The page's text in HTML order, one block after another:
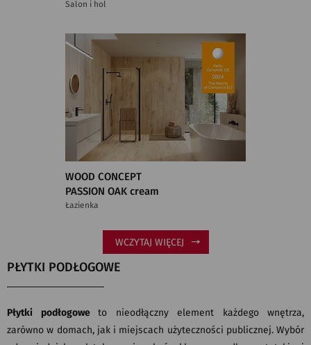
Salon i hol
WOOD CONCEPT
PASSION OAK cream
Łazienka
WCZYTAJ WIĘCEJ
PŁYTKI PODŁOGOWE
Płytki podłogowe to nieodłączny element każdego wnętrza,
zarówno w domach, jak i miejscach użyteczności publicznej. Wybór